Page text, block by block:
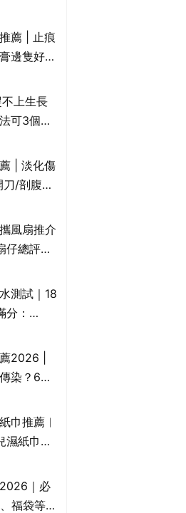
The
薦 | 止痕
邊隻好？
兒BB濕
！紓緩防
上生長
可3個月
歲起「長
| 淡化傷
/剖腹生
筆/除疤貼
會教揀選
風扇推介
仔總評達
、
測試｜18
分：
Marks &
CHANEL
2026 |
染？6款
劑的功
：羅霉
巾推薦︱
濕紙巾獲
、強
等｜測
｜必
福袋等精